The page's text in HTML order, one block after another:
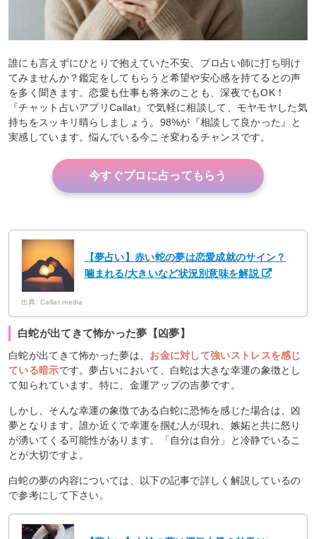
誰にも言えずにひとりで抱えていた不安、プロ占い師に打ち明け
てみませんか？鑑定をしてもらうと希望や安心感を持てるとの声
を多く聞きます。恋愛も仕事も将来のことも、深夜でもOK！
『チャット占いアプリCallat』で気軽に相談して、モヤモヤした気
持ちをスッキリ晴らしましょう。98%が『相談して良かった』と
実感しています。悩んでいる今こそ変わるチャンスです。
今すぐプロに占ってもらう
【夢占い】赤い蛇の夢は恋愛成就のサイン？
噛まれる/大きいなど状況別意味を解説
出典: Callat media
白蛇が出てきて怖かった夢【凶夢】
白蛇が出てきて怖かった夢は、 お金に対して強いストレスを感じ
ている暗示です。夢占いにおいて、白蛇は大きな幸運の象徴とし
て知られています。特に、金運アップの吉夢です。
しかし、そんな幸運の象徴である白蛇に恐怖を感じた場合は、凶
夢となります。誰か近くで幸運を掴む人が現れ、嫉妬と共に怒り
が湧いてくる可能性があります。「自分は自分」と冷静でいるこ
とが大切ですよ。
白蛇の夢の内容については、以下の記事で詳しく解説しているの
で参考にして下さい。